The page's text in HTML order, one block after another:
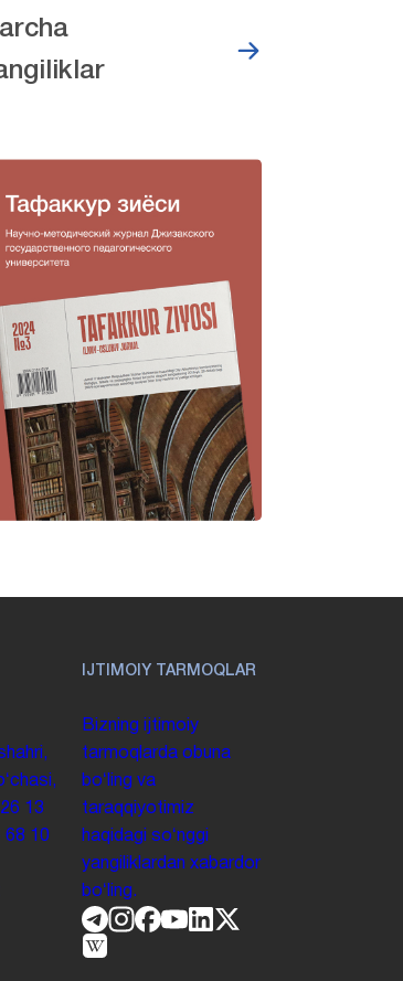
13
68 10
IJTIMOIY TARMOQLAR
Bizning ijtimoiy
tarmoqlarda obuna
boʻling va
taraqqiyotimiz
haqidagi soʻnggi
yangiliklardan xabardor
boʻling.